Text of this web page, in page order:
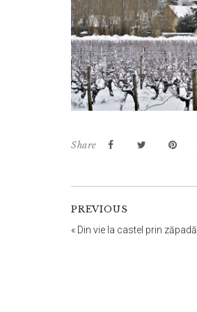
Share
PREVIOUS
« Din vie la castel prin zăpadă